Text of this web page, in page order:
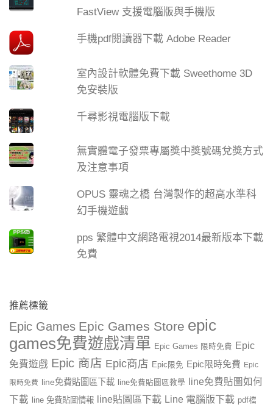
FastView 支援電腦版與手機版
手機pdf閱讀器下載 Adobe Reader
室內設計軟體免費下載 Sweethome 3D
免安裝版
千尋影視電腦版下載
無實體電子發票專屬獎中獎號碼兌獎方式
及注意事項
OPUS 靈魂之橋 台灣製作的超高水準科
幻手機遊戲
pps 繁體中文網路電視2014最新版本下載
免費
推薦標籤
Epic Games Epic Games Store epic
games免費遊戲清單 Epic Games 限時免費 Epic
免費遊戲 Epic 商店 Epic商店 Epic限免 Epic限時免費 Epic
限時免費 line免費貼圖區下載 line免費貼圖區教學
line免費貼圖如何
下載
line 免費貼圖情報 line貼圖區下載 Line 電腦版下載 pdf檔